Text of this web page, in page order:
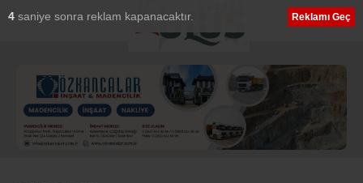
3 saniye sonra reklam kapanacaktır. Reklamı Geç